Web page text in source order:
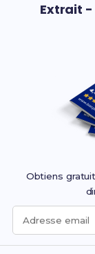
Extrait -
Obtiens
Adresse email